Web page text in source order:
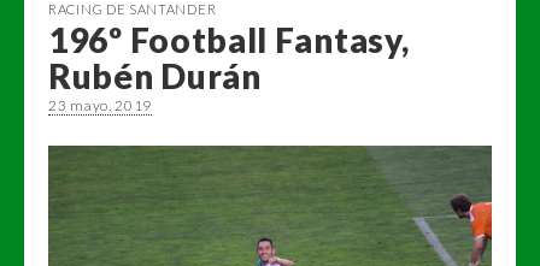
RACING DE SANTANDER
196º Football Fantasy,
Rubén Durán
23 mayo, 2019